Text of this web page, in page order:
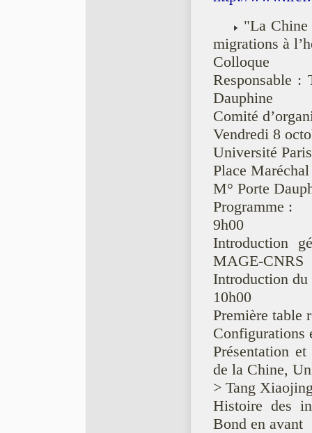
"La Chine
migrations à
Colloque
Responsable :
Dauphine
Comité
Vendredi 8
Université
Place
M° Porte
Programme :
9h00
Introduction
MAGE-CNRS
Introduction du
10h00
Première table
Configurations
Présentation
de la Chine,
> Tang
Histoire des
Bond en avant